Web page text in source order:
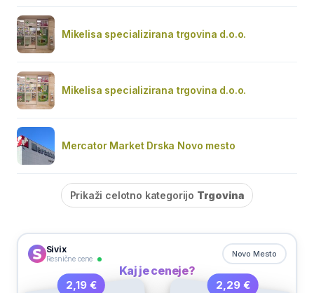
Mikelisa specializirana trgovina d.o.o.
Mikelisa specializirana trgovina d.o.o.
Mercator Market Drska Novo mesto
Prikaži celotno kategorijo Trgovina
Sivix
Resnične cene
Novo Mesto
Kaj je ceneje?
2,19 € 2,29 €